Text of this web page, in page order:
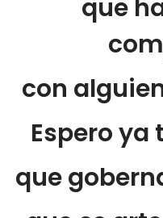
que
con
Espero ya
que